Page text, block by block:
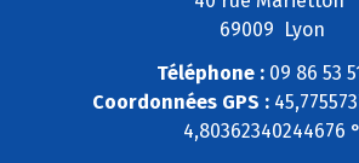
69009 Lyon
Téléphone : 09 86 53
Coordonnées GPS :
4,80362340244676 °